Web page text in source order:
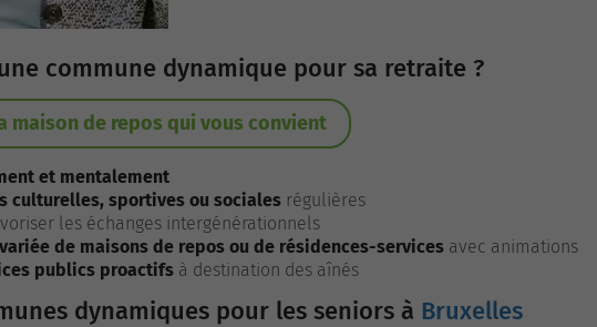
commune dynamique pour sa retraite ?
maison de repos qui vous convient
et mentalement
culturelles, sportives ou sociales régulières
les échanges intergénérationnels
de maisons de repos ou de résidences-services avec animations
publics proactifs à destination des aînés
dynamiques pour les seniors à Bruxelles